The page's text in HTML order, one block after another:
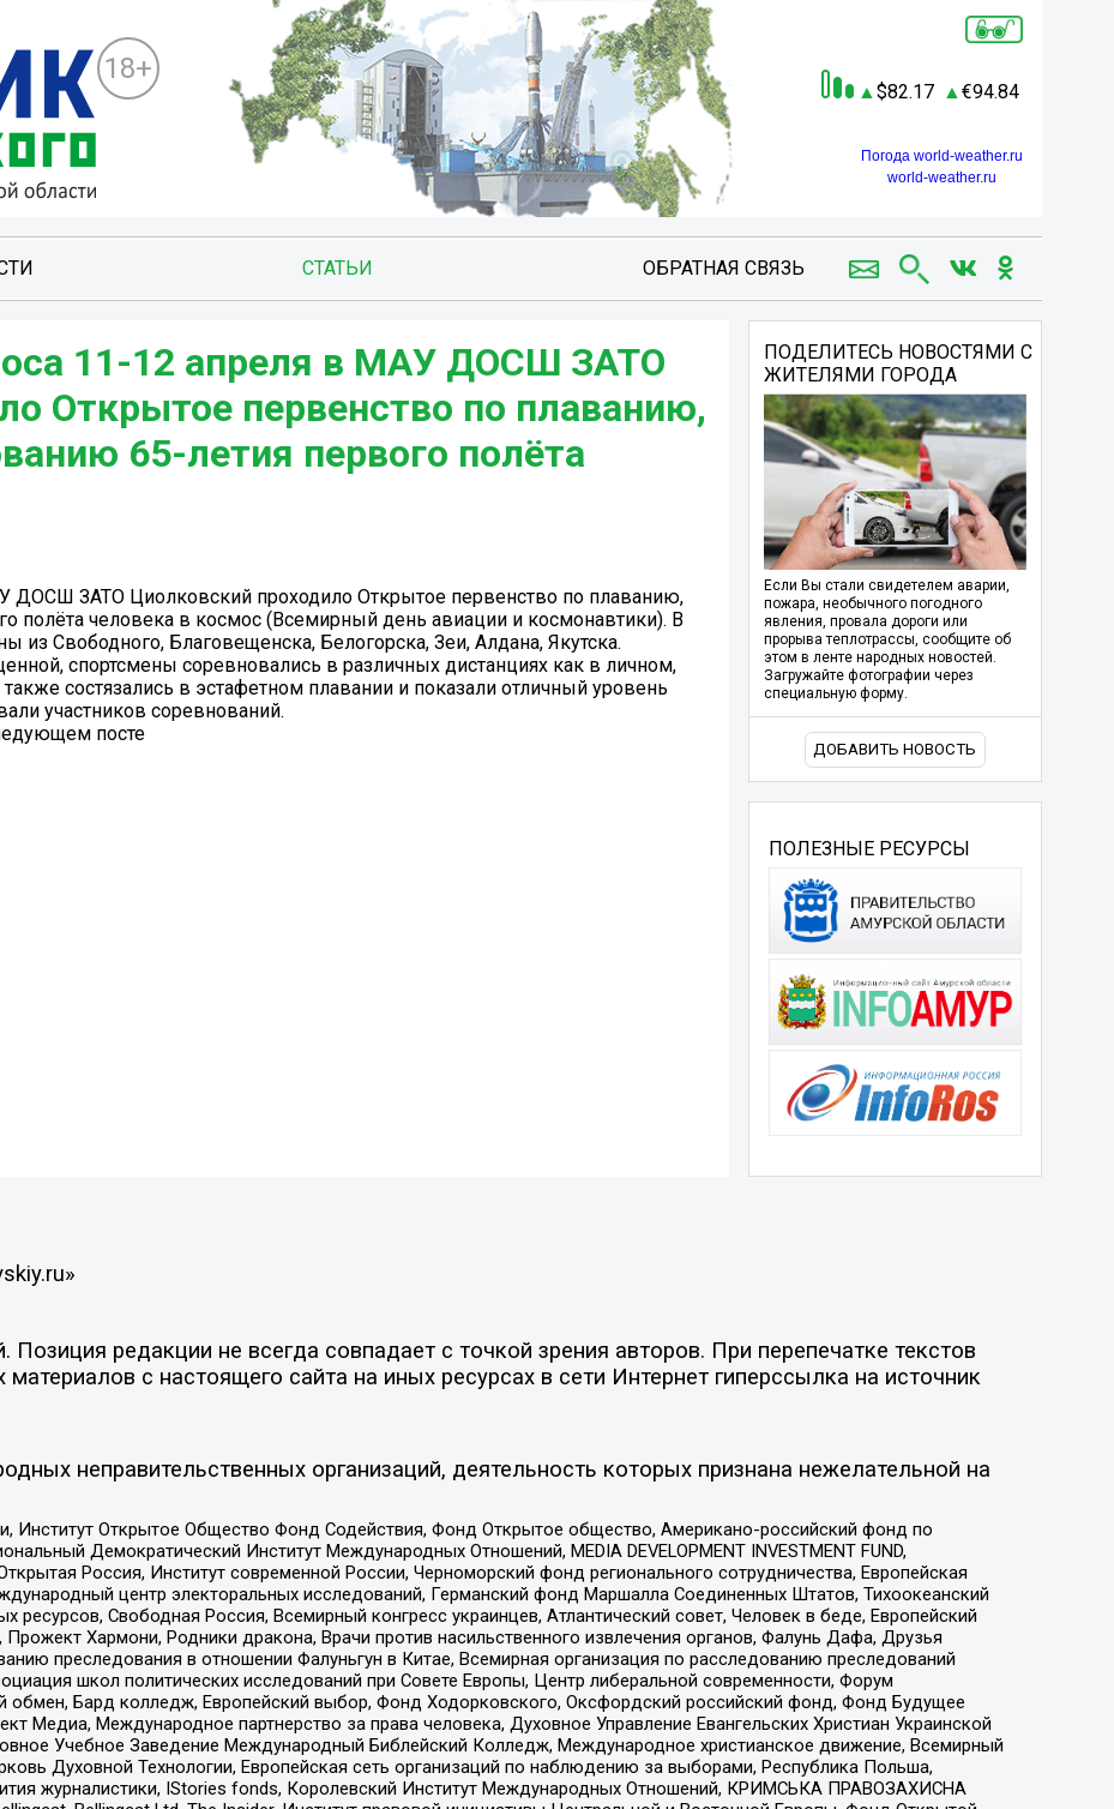
18+
82.17 94.84
Погода world-weather.ru
world-weather.ru
СТАТЬИ ОБРАТНАЯ СВЯЗЬ
11-12 апреля в МАУ ДОСШ ЗАТО
Открытое первенство по плаванию,
65-летия первого полёта
ДОСШ ЗАТО Циолковский проходило Открытое первенство по плаванию,
полёта человека в космос (Всемирный день авиации и космонавтики). В
из Свободного, Благовещенска, Белогорска, Зеи, Алдана, Якутска.
спортсмены соревновались в различных дистанциях как в личном,
состязались в эстафетном плавании и показали отличный уровень
участников соревнований.
посте
ПОДЕЛИТЕСЬ НОВОСТЯМИ С
ЖИТЕЛЯМИ ГОРОДА
Если Вы стали свидетелем аварии,
пожара, необычного погодного
явления, провала дороги или
прорыва теплотрассы, сообщите об
этом в ленте народных новостей.
Загружайте фотографии через
специальную форму.
ДОБАВИТЬ НОВОСТЬ
ПОЛЕЗНЫЕ РЕСУРСЫ
редакции не всегда совпадает с точкой зрения авторов. При перепечатке текстов
с настоящего сайта на иных ресурсах в сети Интернет гиперссылка на источник
неправительственных организаций, деятельность которых признана нежелательной на
Институт Открытое Общество Фонд Содействия, Фонд Открытое общество, Американо-российский фонд по
Демократический Институт Международных Отношений, MEDIA DEVELOPMENT INVESTMENT FUND,
Россия, Институт современной России, Черноморский фонд регионального сотрудничества, Европейская
центр электоральных исследований, Германский фонд Маршалла Соединенных Штатов, Тихоокеанский
Свободная Россия, Всемирный конгресс украинцев, Атлантический совет, Человек в беде, Европейский
Хармони, Родники дракона, Врачи против насильственного извлечения органов, Фалунь Дафа, Друзья
преследования в отношении Фалуньгун в Китае, Всемирная организация по расследованию преследований
школ политических исследований при Совете Европы, Центр либеральной современности, Форум
обмен, Бард колледж, Европейский выбор, Фонд Ходорковского, Оксфордский российский фонд, Фонд Будущее
Медиа, Международное партнерство за права человека, Духовное Управление Евангельских Христиан Украинской
Учебное Заведение Международный Библейский Колледж, Международное христианское движение, Всемирный
Духовной Технологии, Европейская сеть организаций по наблюдению за выборами, Республика Польша,
журналистики, IStories fonds, Королевский Институт Международных Отношений, КРИМСЬКА ПРАВОЗАХИСНА